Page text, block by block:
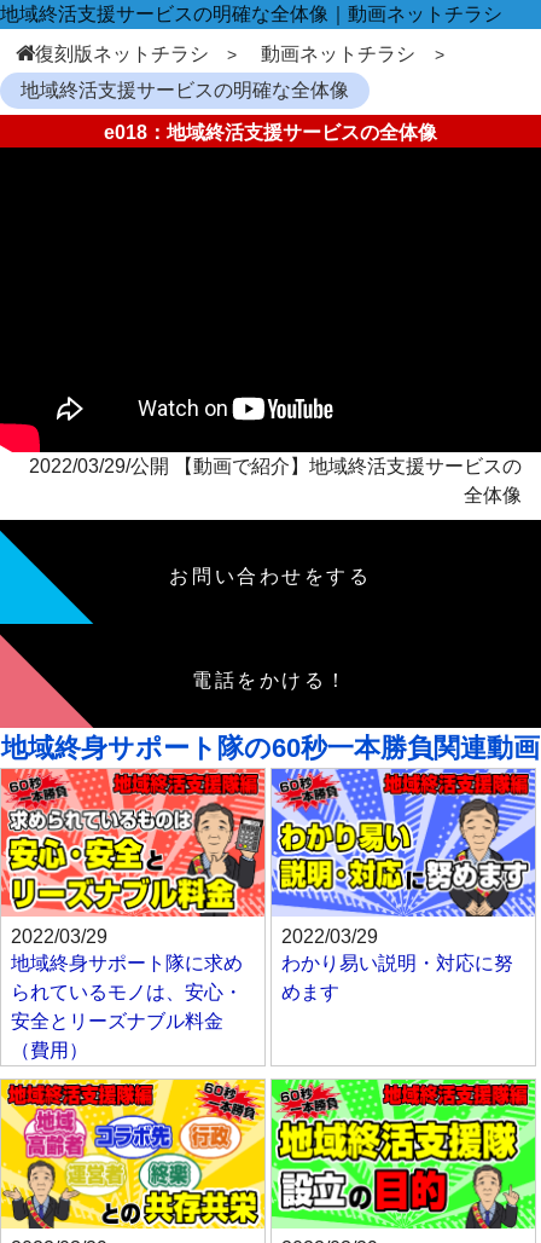
地域終活支援サービスの明確な全体像｜動画ネットチラシ
復刻版ネットチラシ
動画ネットチラシ
地域終活支援サービスの明確な全体像
e018：地域終活支援サービスの全体像
2022/03/29/公開 【動画で紹介】地域終活支援サービスの
全体像
お問い合わせをする
電話をかける！
地域終身サポート隊の60秒一本勝負関連動画
2022/03/29
地域終身サポート隊に求め
られているモノは、安心・
安全とリーズナブル料金
（費用）
2022/03/29
わかり易い説明・対応に努
めます